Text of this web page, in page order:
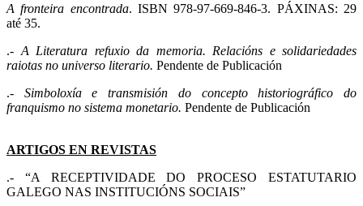
A fronteira encontrada. ISBN 978-97-669-846-3. PÁXINAS: 29
até 35.
.- A Literatura refuxio da memoria. Relacións e solidariedades
raiotas no universo literario. Pendente de Publicación
.- Simboloxía e transmisión do concepto historiográfico do
franquismo no sistema monetario. Pendente de Publicación
ARTIGOS EN REVISTAS
.- “A RECEPTIVIDADE DO PROCESO ESTATUTARIO
GALEGO NAS INSTITUCIÓNS SOCIAIS”